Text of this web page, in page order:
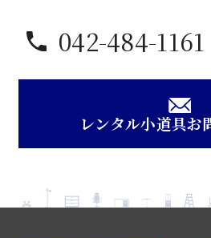
042-484-1161
レンタル小道具お